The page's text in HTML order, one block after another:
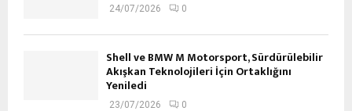
24/07/2026 0
Shell ve BMW M Motorsport, Sürdürülebilir
Akışkan Teknolojileri İçin Ortaklığını
Yeniledi
23/07/2026 0